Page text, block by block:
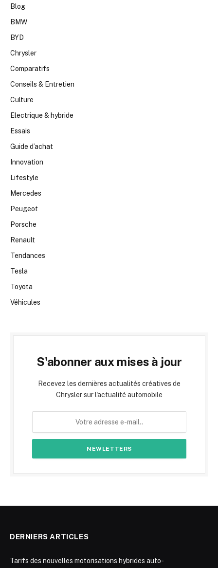
Blog
BMW
BYD
Chrysler
Comparatifs
Conseils & Entretien
Culture
Electrique & hybride
Essais
Guide d’achat
Innovation
Lifestyle
Mercedes
Peugeot
Porsche
Renault
Tendances
Tesla
Toyota
Véhicules
S'abonner aux mises à jour
Recevez les dernières actualités créatives de
Chrysler sur l'actualité automobile
DERNIERS ARTICLES
Tarifs des nouvelles motorisations hybrides auto-